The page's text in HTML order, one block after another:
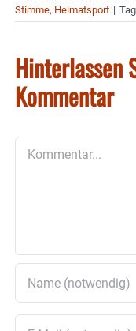
Stimme, Heimatsport |
Hinterlassen
Kommentar